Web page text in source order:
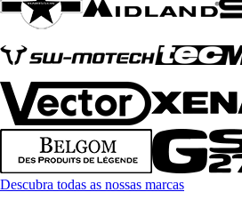
Descubra todas as nossas marcas